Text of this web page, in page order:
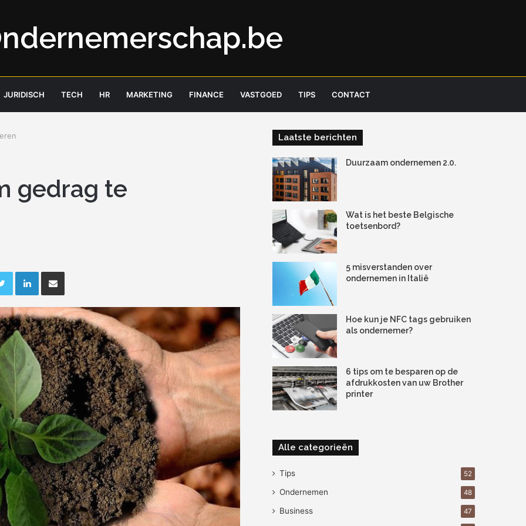
JURIDISCH TECH HR MARKETING FINANCE VASTGOED TIPS CONTACT
gedrag te
TwitterLinkedInDeel via e-mail
Laatste berichten
Duurzaam ondernemen 2.0.
Wat is het beste Belgische
toetsenbord?
5 misverstanden over
ondernemen in Italië
Hoe kun je NFC tags gebruiken
als ondernemer?
6 tips om te besparen op de
afdrukkosten van uw Brother
printer
Alle categorieën
Tips 52
Ondernemen 48
Business 47